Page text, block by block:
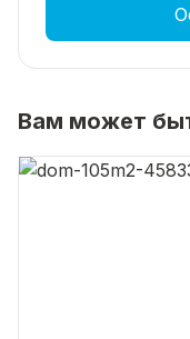
Вам может